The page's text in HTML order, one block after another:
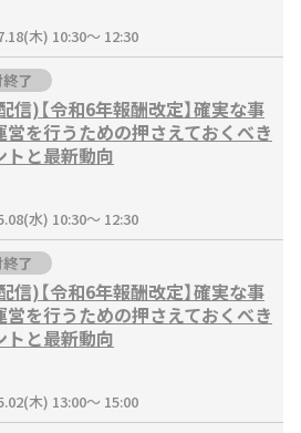
木) 10:30～ 12:30
了
信)【令和6年報酬改定】確実な事
営を行うための押さえておくべき
トと最新動向
水) 10:30～ 12:30
了
信)【令和6年報酬改定】確実な事
営を行うための押さえておくべき
トと最新動向
木) 13:00～ 15:00